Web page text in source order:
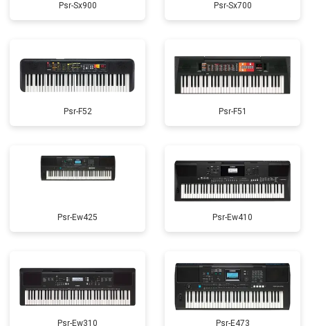
Psr-Sx900 Psr-Sx700
Psr-F52 Psr-F51
Psr-Ew425 Psr-Ew410
Psr-Ew310 Psr-E473